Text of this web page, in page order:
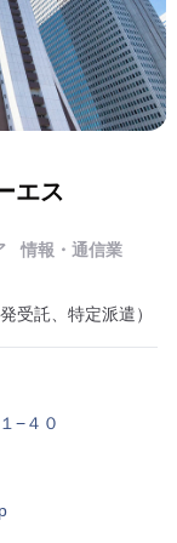
エス
情報・通信業
受託、特定派遣）
−４０